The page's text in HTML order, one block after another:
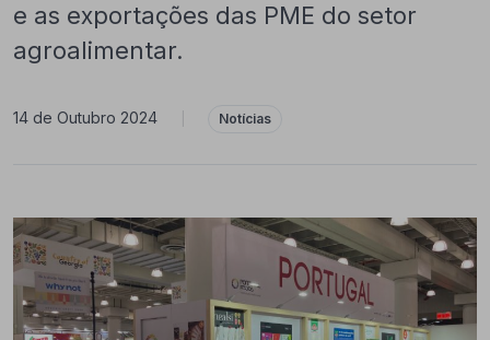
e as exportações das PME do setor
agroalimentar.
14 de Outubro 2024 Notícias